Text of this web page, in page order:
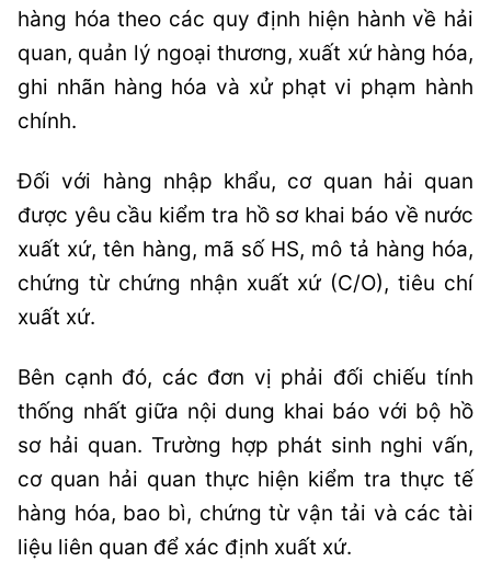
hàng hóa theo các quy định hiện hành về hải
quan, quản lý ngoại thương, xuất xứ hàng hóa,
ghi nhãn hàng hóa và xử phạt vi phạm hành
chính.
Đối với hàng nhập khẩu, cơ quan hải quan
được yêu cầu kiểm tra hồ sơ khai báo về nước
xuất xứ, tên hàng, mã số HS, mô tả hàng hóa,
chứng từ chứng nhận xuất xứ (C/O), tiêu chí
xuất xứ.
Bên cạnh đó, các đơn vị phải đối chiếu tính
thống nhất giữa nội dung khai báo với bộ hồ
sơ hải quan. Trường hợp phát sinh nghi vấn,
cơ quan hải quan thực hiện kiểm tra thực tế
hàng hóa, bao bì, chứng từ vận tải và các tài
liệu liên quan để xác định xuất xứ.